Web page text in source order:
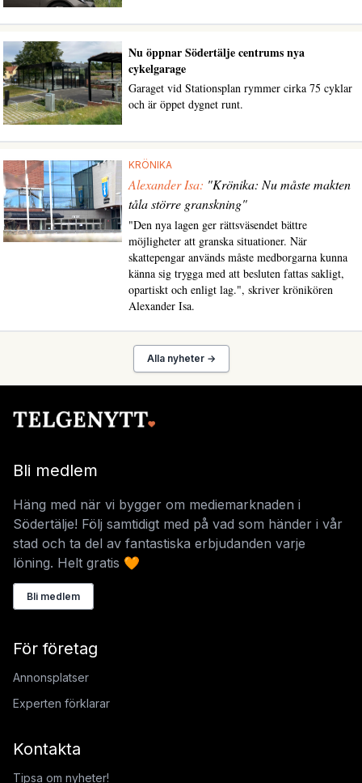
Nu öppnar Södertälje centrums nya
cykelgarage
Garaget vid Stationsplan rymmer cirka 75 cyklar
och är öppet dygnet runt.
KRÖNIKA
Alexander Isa: "Krönika: Nu måste makten
tåla större granskning"
"Den nya lagen ger rättsväsendet bättre
möjligheter att granska situationer. När
skattepengar används måste medborgarna kunna
känna sig trygga med att besluten fattas sakligt,
opartiskt och enligt lag.", skriver krönikören
Alexander Isa.
Alla nyheter →
Bli medlem
Häng med när vi bygger om mediemarknaden i
Södertälje! Följ samtidigt med på vad som händer i vår
stad och ta del av fantastiska erbjudanden varje
löning. Helt gratis 🧡
Bli medlem
För företag
Annonsplatser
Experten förklarar
Kontakta
Tipsa om nyheter!